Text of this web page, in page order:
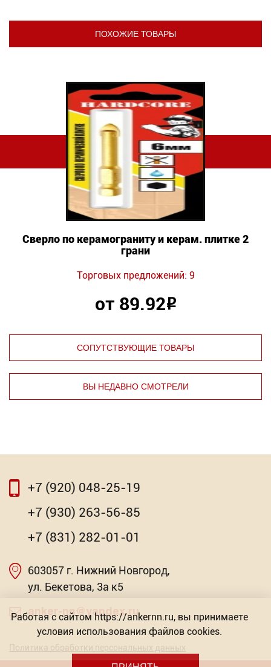
ПОХОЖИЕ ТОВАРЫ
Сверло по керамограниту и керам. плитке 2
грани
Торговых предложений: 9
от 89.92Р
СОПУТСТВУЮЩИЕ ТОВАРЫ
Сверло по керамограниту и керам. плитке 2
грани
Торговых предложений: 9
ВЫ НЕДАВНО СМОТРЕЛИ
⇦
Насадка для МФИ ЗУБР DIAMOND керамика,
мрамор, стекло
Торговых предложений: 2
от 603.57Р
+7 (920) 048-25-19
+7 (930) 263-56-85
+7 (831) 282-01-01
603057 г. Нижний Новгород,
ул. Бекетова, 3а к5
anker-nn@yandex.ru
Политика обработки персональных данных
Работая с сайтом https://ankernn.ru, вы принимаете
условия использования файлов cookies.